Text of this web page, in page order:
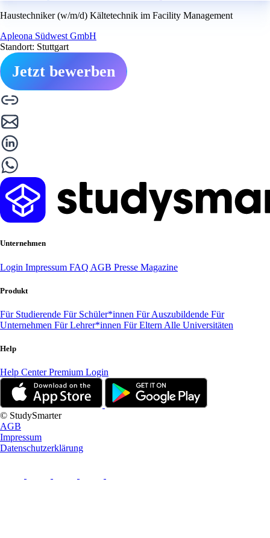
Haustechniker (w/m/d) Kältetechnik im Facility Management
Apleona Südwest GmbH
Standort: Stuttgart
Jetzt bewerben
Unternehmen
Login Impressum FAQ AGB Presse Magazine
Produkt
Für Studierende Für Schüler*innen Für Auszubildende Für
Unternehmen Für Lehrer*innen Für Eltern Alle Universitäten
Help
Help CenterPremium Login
© StudySmarter
AGB
Impressum
Datenschutzerklärung